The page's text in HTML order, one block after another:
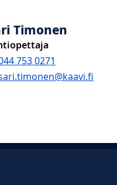
Timonen
753 0271